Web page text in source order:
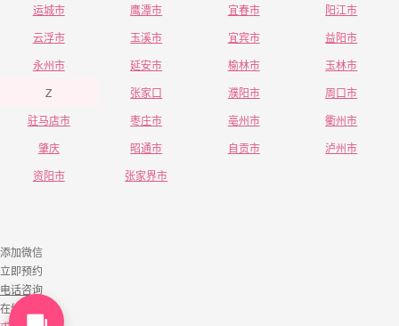
运城市
鹰潭市 宜春市
阳江市
云浮市
玉溪市 宜宾市
益阳市
永州市
延安市 榆林市
玉林市
Z
张家口 濮阳市
周口市
驻马店市
枣庄市 亳州市
衢州市
肇庆
昭通市 自贡市
泸州市
资阳市
张家界市
添加微信
立即预约
电话咨询
在线咨询